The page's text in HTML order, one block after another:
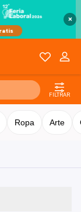
×
FILTRAR
Ropa Arte